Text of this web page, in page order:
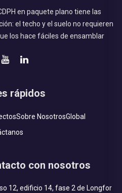
en paquete plano tiene las
el techo y el suelo no requieren
los hace fáciles de ensamblar
rápidos
Sobre NosotrosGlobal
con nosotros
12, edificio 14, fase 2 de Longfor